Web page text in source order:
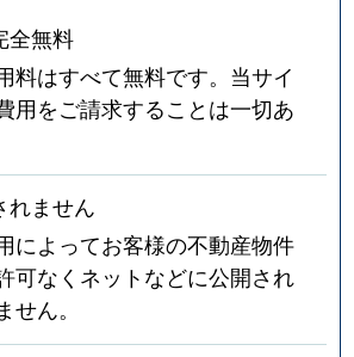
3,200万円 静岡
徒歩1時間
1,100万円 静岡
徒歩45分
5,500万円 静岡
徒歩45分
6,400万円 静岡
徒歩1時間
860万円 静岡
徒歩1時間
全無料
料はすべて無料です。当サイ
用をご請求することは一切あ
れません
によってお客様の不動産物件
可なくネットなどに公開され
ん。